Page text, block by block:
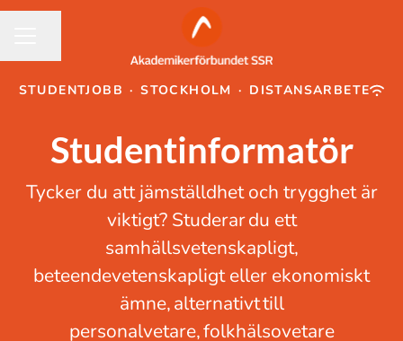
STUDENTJOBB · STOCKHOLM · DISTANSARBETE
Studentinformatör
Tycker du att jämställdhet och trygghet är
viktigt? Studerar du ett
samhällsvetenskapligt,
beteendevetenskapligt eller ekonomiskt
ämne, alternativt till
personalvetare, folkhälsovetare